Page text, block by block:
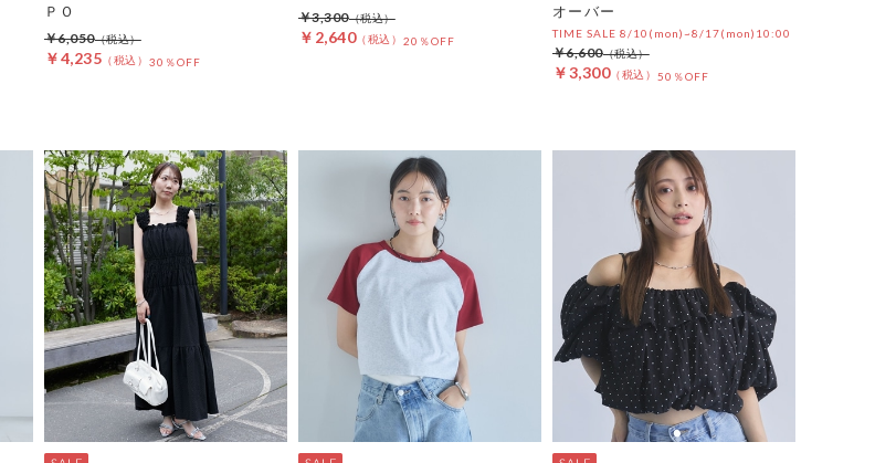
ＰＯ
￥4,235 30％OFF
￥6,050 ￥2,640 20％OFF
￥3,300
オーバー
TIME SALE 8/10(mon)~8/17(mon)10:00
￥3,300 50％OFF
￥6,600